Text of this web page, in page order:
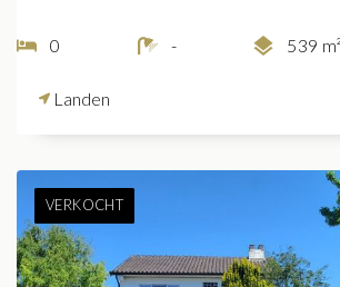
0 - 539 m²
Landen
VERKOCHT